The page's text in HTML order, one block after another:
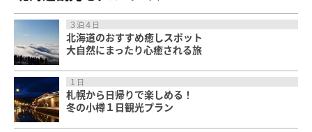
３泊４日
北海道のおすすめ癒しスポット
大自然にまったり心癒される旅
１日
札幌から日帰りで楽しめる！
冬の小樽１日観光プラン